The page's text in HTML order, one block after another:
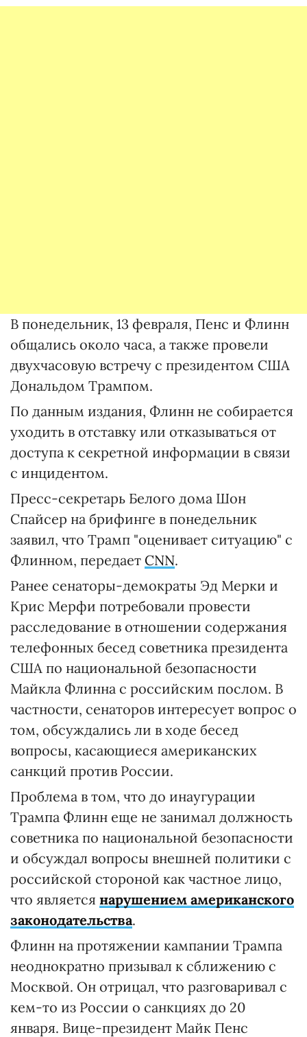
В понедельник, 13 февраля, Пенс и Флинн
общались около часа, а также провели
двухчасовую встречу с президентом США
Дональдом Трампом.
По данным издания, Флинн не собирается
уходить в отставку или отказываться от
доступа к секретной информации в связи
с инцидентом.
Пресс-секретарь Белого дома Шон
Спайсер на брифинге в понедельник
заявил, что Трамп "оценивает ситуацию" с
Флинном, передает CNN.
Ранее сенаторы-демократы Эд Мерки и
Крис Мерфи потребовали провести
расследование в отношении содержания
телефонных бесед советника президента
США по национальной безопасности
Майкла Флинна с российским послом. В
частности, сенаторов интересует вопрос о
том, обсуждались ли в ходе бесед
вопросы, касающиеся американских
санкций против России.
Проблема в том, что до инаугурации
Трампа Флинн еще не занимал должность
советника по национальной безопасности
и обсуждал вопросы внешней политики с
российской стороной как частное лицо,
что является нарушением американского
законодательства.
Флинн на протяжении кампании Трампа
неоднократно призывал к сближению с
Москвой. Он отрицал, что разговаривал с
кем-то из России о санкциях до 20
января. Вице-президент Майк Пенс